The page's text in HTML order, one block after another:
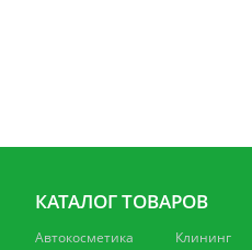
КАТАЛОГ ТОВАРОВ
Автокосметика
Клининг